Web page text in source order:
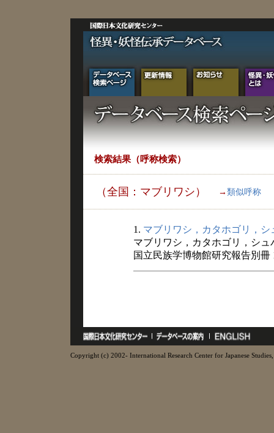
検索結果（呼称検索）
（全国：マブリワシ） → 類似呼称
1. マブリワシ，カタホゴリ，シ
マブリワシ，カタホゴリ，シュ
国立民族学博物館研究報告別冊
Copyright (c) 2002- International Research Center for Japanese